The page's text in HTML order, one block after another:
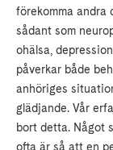
förekomma andra
sådant som
ohälsa,
påverkar både
anhöriges
glädjande. Vår
bort detta. Något
ofta är så att en